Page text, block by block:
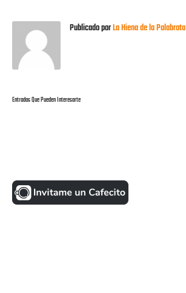
Publicado porLa Hiena de la Palabrota
Entradas Que Pueden Interesarte